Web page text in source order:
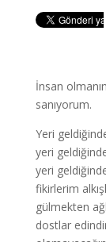
İnsan
sanıyorum.
Yeri
yeri
yeri
fikirlerim
gülmekten
dostlar